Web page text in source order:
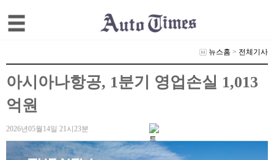
뉴스홈 > 전체기사
아시아나항공, 1분기 영업손실 1,013
억원
2026년05월14일 21시23분